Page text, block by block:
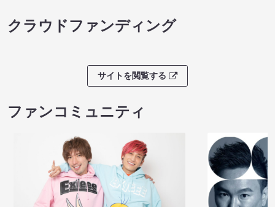
クラウドファンディング
サイトを閲覧する
ファンコミュニティ